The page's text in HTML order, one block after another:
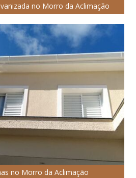
no Morro da Aclimação
no Morro da Aclimação